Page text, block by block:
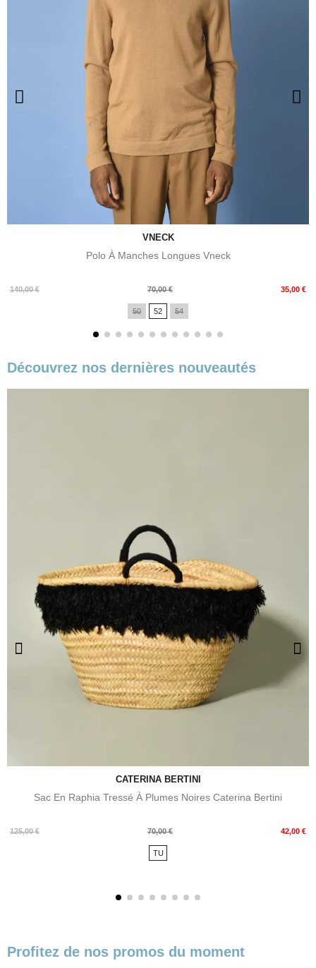
VNECK
Polo À Manches Longues Vneck
140,00 €
Prix
70,00 € 35,00 €
Prix
50 52 54
Découvrez nos dernières nouveautés
CATERINA BERTINI
Sac En Raphia Tressé À Plumes Noires Caterina Bertini
125,00 €
Prix
70,00 € 42,00 €
Prix
TU
Profitez de nos promos du moment